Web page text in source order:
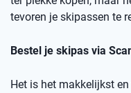
tevoren je skipassen te
Bestel je skipas via
Het is het makkelijkst